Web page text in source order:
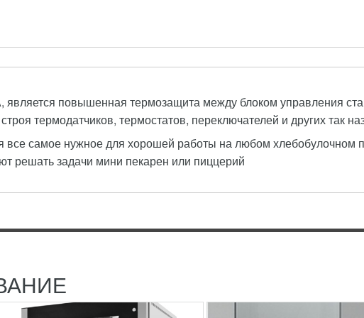
повышенная термозащита между блоком управления
термодатчиков, термостатов, переключателей и других так
все самое нужное для хорошей работы на любом хлебобулочном
решать задачи мини пекарен или пиццерий
КОНВЕКЦИОННАЯ ПЕЧЬ EASY
10 (ЭЛЕКТРО)
Конвекционные печи EASY 10
ПЕЧЬ КОНВЕКЦИОННАЯ
ALFA341XM